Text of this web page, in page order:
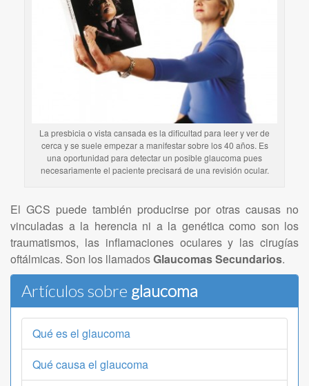
La presbicia o vista cansada es la dificultad para leer y ver de
cerca y se suele empezar a manifestar sobre los 40 años. Es
una oportunidad para detectar un posible glaucoma pues
necesariamente el paciente precisará de una revisión ocular.
El GCS puede también producirse por otras causas no
vinculadas a la herencia ni a la genética como son los
traumatismos, las inflamaciones oculares y las cirugías
oftálmicas. Son los llamadosGlaucomas Secundarios.
Artículos sobre glaucoma
Qué es el glaucoma
Qué causa el glaucoma